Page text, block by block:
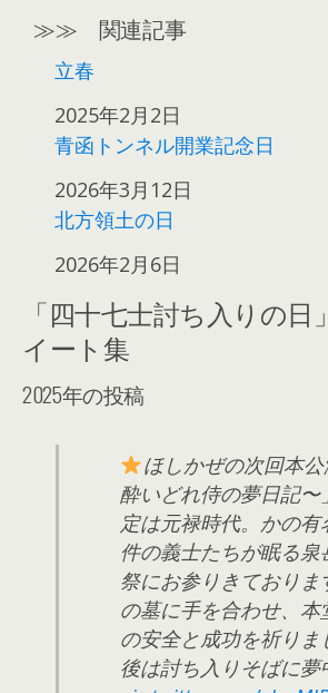
≫≫ 関連記事
立春
日付
2025年2月2日
青函トンネル開業記念日
日付
2026年3月12日
北方領土の日
日付
2026年2月6日
「四十七士討ち入りの
イート集
2025年の投稿
ほしかぜの次回本
酔いどれ侍の夢日記〜
定は元禄時代。かの有
件の義士たちが眠る泉
祭にお参りきておりま
の墓に手を合わせ、本
の安全と成功を祈りま
後は討ち入りそばに夢